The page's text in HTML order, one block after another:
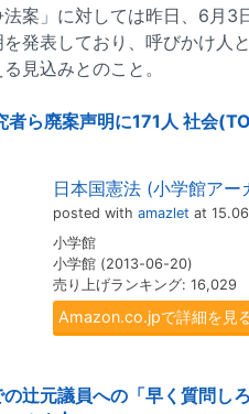
案」に対しては昨日、6月3
発表しており、呼びかけ人
見込みとのこと。
者ら廃案声明に171人 社会
日本国憲法 (小学館アー
posted with amazlet at
小学館
小学館 (2013-06-20)
売り上げランキング: 16,029
Amazon.co.jpで詳細を見
辻元議員への「早く質問し